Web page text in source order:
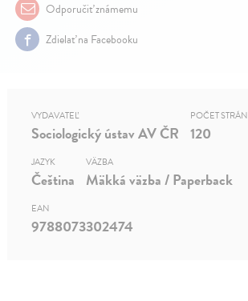
Odporučiť známemu
Zdielať na Facebooku
VYDAVATEĽ
Sociologický ústav AV ČR
POČET STRÁN
120
JAZYK
Čeština
VÄZBA
Mäkká väzba / Paperback
EAN
9788073302474